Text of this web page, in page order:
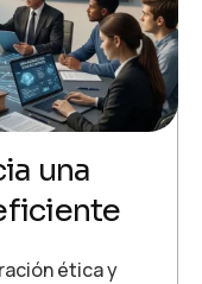
una
ética y